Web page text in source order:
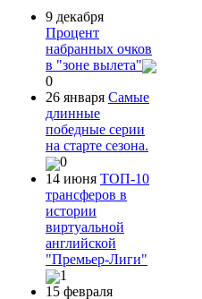
9 декабря
Процент
набранных очков
в "зоне вылета"
0
26 января Самые
длинные
победные серии
на старте сезона.
0
14 июня ТОП-10
трансферов в
истории
виртуальной
английской
"Премьер-Лиги"
1
15 февраля